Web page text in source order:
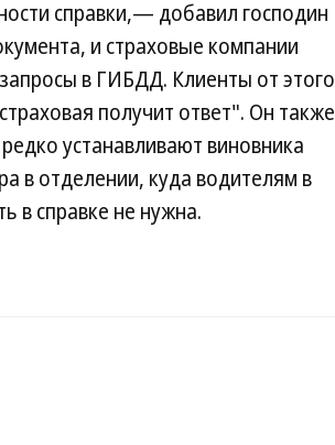
справки,— добавил господин
и страховые компании
в ГИБДД. Клиенты от этого
получит ответ". Он также
устанавливают виновника
в отделении, куда водителям в
в справке не нужна.